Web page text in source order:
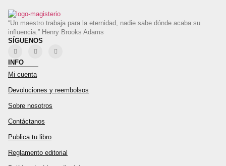
“Un maestro trabaja para la eternidad, nadie sabe dónde acaba su
influencia.” Henry Brooks Adams
SÍGUENOS
INFO
Mi cuenta
Devoluciones y reembolsos
Sobre nosotros
Contáctanos
Publica tu libro
Reglamento editorial